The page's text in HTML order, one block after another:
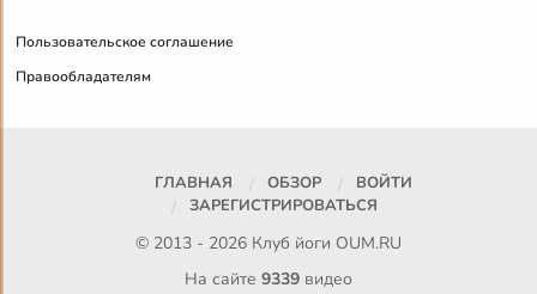
Пользовательское соглашение
Правообладателям
ГЛАВНАЯ ОБЗОР
ВОЙТИ
ЗАРЕГИСТРИРОВАТЬСЯ
© 2013 - 2026 Клуб йоги OUM.RU
На сайте 9339видео